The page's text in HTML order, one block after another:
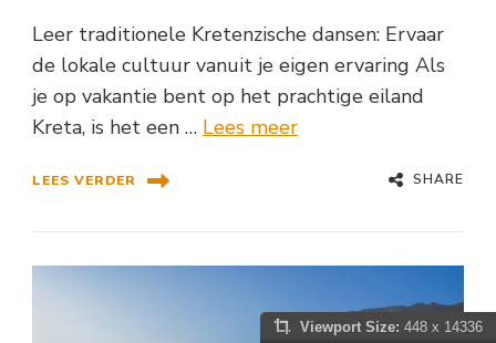
Leer traditionele Kretenzische dansen: Ervaar
de lokale cultuur vanuit je eigen ervaring Als
je op vakantie bent op het prachtige eiland
Kreta, is het een … Lees meer
LEES VERDER SHARE
Viewport Size: 448 x 14336